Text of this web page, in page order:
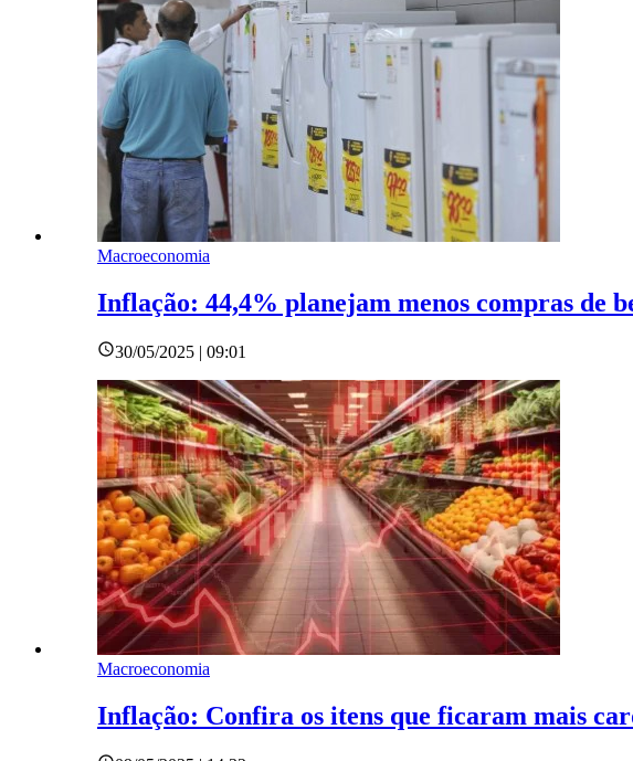
Macroeconomia
Inflação: 44,4% planejam menos compras de
30/05/2025 | 09:01
Macroeconomia
Inflação: Confira os itens que ficaram mais